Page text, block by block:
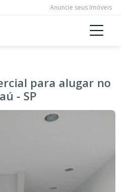
Anuncie seus Imóveis
para alugar no
- SP